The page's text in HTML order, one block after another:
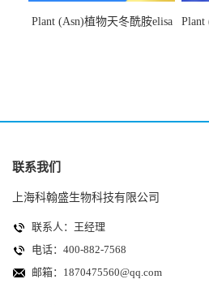
Plant (Asn)植物天冬酰胺elisa
Plant
联系我们
上海科翰盛生物科技有限公司
联系人：王经理
电话：400-882-7568
邮箱： 1870475560@qq.com